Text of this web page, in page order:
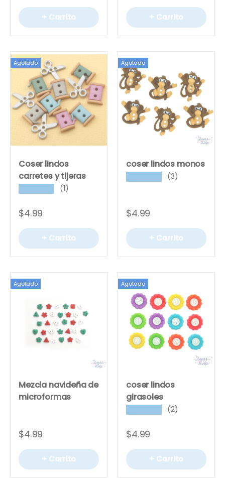
+ Carrito + Carrito
Agotado
Coser lindos
carretes y tijeras
(1)
$4.99
+ Carrito
Agotado
coser lindos monos
(3)
$4.99
+ Carrito
Agotado
Mezcla navideña de
microformas
$4.99
+ Carrito
Agotado
coser lindos
girasoles
(2)
$4.99
+ Carrito